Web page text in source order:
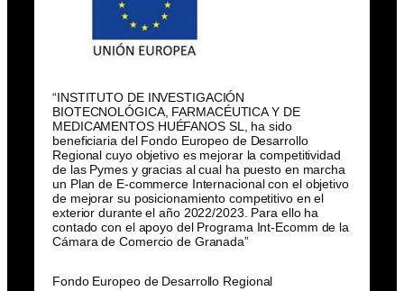
“INSTITUTO DE INVESTIGACIÓN
BIOTECNOLÓGICA, FARMACÉUTICA Y DE
MEDICAMENTOS HUÉFANOS SL, ha sido
beneficiaria del Fondo Europeo de Desarrollo
Regional cuyo objetivo es mejorar la competitividad
de las Pymes y gracias al cual ha puesto en marcha
un Plan de E-commerce Internacional con el objetivo
de mejorar su posicionamiento competitivo en el
exterior durante el año 2022/2023. Para ello ha
contado con el apoyo del Programa Int-Ecomm de la
Cámara de Comercio de Granada”
Fondo Europeo de Desarrollo Regional